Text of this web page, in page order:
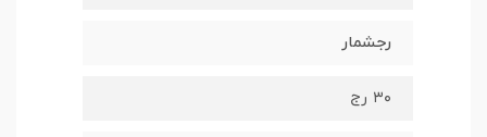
رجشمار
۳۰ رج